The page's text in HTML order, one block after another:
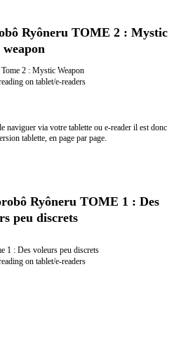
Ryôneru TOME 2 : Mystic
weapon
naviguer via votre tablette ou e-reader il est donc
tablette, en page par page.
Ryôneru TOME 1 : Des
peu discrets